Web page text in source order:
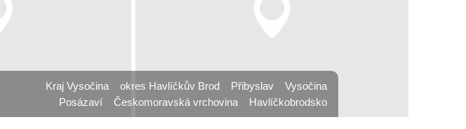
Kraj Vysočina okres Havlíčkův Brod Přibyslav
Vysočina
Posázaví
Českomoravská vrchovina Havlíčkobrodsko